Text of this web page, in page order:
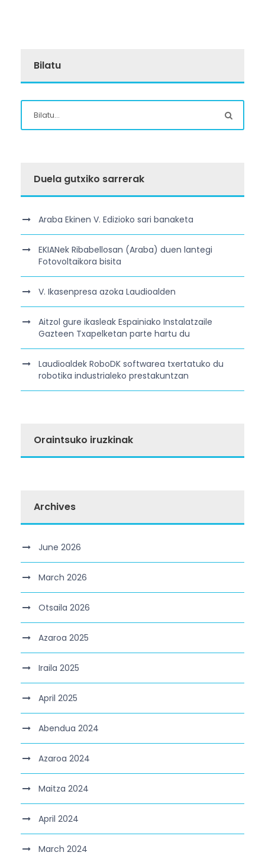
Bilatu
Duela gutxiko sarrerak
Araba Ekinen V. Edizioko sari banaketa
EKIANek Ribabellosan (Araba) duen lantegi
Fotovoltaikora bisita
V. Ikasenpresa azoka Laudioalden
Aitzol gure ikasleak Espainiako Instalatzaile
Gazteen Txapelketan parte hartu du
Laudioaldek RoboDK softwarea txertatuko du
robotika industrialeko prestakuntzan
Oraintsuko iruzkinak
Archives
June 2026
March 2026
Otsaila 2026
Azaroa 2025
Iraila 2025
April 2025
Abendua 2024
Azaroa 2024
Maitza 2024
April 2024
March 2024